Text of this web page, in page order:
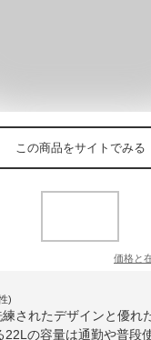
この商品をサイトでみる
価格と
)
されたデザインと優れ
22Lの容量は通勤や普段